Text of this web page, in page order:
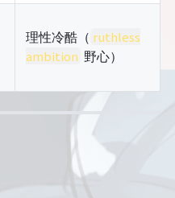
理性冷酷（ ruthless
ambition 野心）